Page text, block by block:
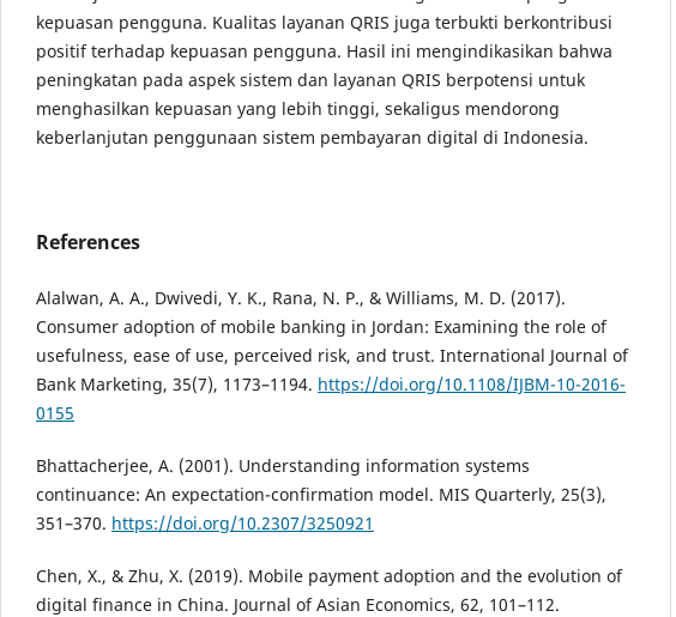
kepuasan pengguna. Kualitas layanan QRIS juga terbukti berkontribusi
positif terhadap kepuasan pengguna. Hasil ini mengindikasikan bahwa
peningkatan pada aspek sistem dan layanan QRIS berpotensi untuk
menghasilkan kepuasan yang lebih tinggi, sekaligus mendorong
keberlanjutan penggunaan sistem pembayaran digital di Indonesia.
References
Alalwan, A. A., Dwivedi, Y. K., Rana, N. P., & Williams, M. D. (2017).
Consumer adoption of mobile banking in Jordan: Examining the role of
usefulness, ease of use, perceived risk, and trust. International Journal of
Bank Marketing, 35(7), 1173–1194. https://doi.org/10.1108/IJBM-10-2016-
0155
Bhattacherjee, A. (2001). Understanding information systems
continuance: An expectation-confirmation model. MIS Quarterly, 25(3),
351–370. https://doi.org/10.2307/3250921
Chen, X., & Zhu, X. (2019). Mobile payment adoption and the evolution of
digital finance in China. Journal of Asian Economics, 62, 101–112.